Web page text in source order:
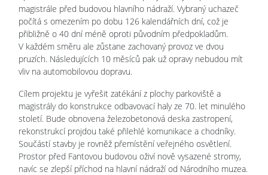
magistrále před budovou hlavního nádraží. Vybraný uchazeč
počítá s omezením po dobu 126 kalendářních dní, což je
přibližně o 40 dní méně oproti původním předpokladům.
V každém směru ale zůstane zachovaný provoz ve dvou
pruzích. Následujících 10 měsíců pak už opravy nebudou mít
vliv na automobilovou dopravu.
Cílem projektu je vyřešit zatékání z plochy parkoviště a
magistrály do konstrukce odbavovací haly ze 70. let minulého
století. Bude obnovena železobetonová deska zastropení,
rekonstrukcí projdou také přilehlé komunikace a chodníky.
Součástí stavby je rovněž přemístění veřejného osvětlení.
Prostor před Fantovou budovou oživí nově vysazené stromy,
navíc se zlepší příchod na hlavní nádraží od Národního muzea.